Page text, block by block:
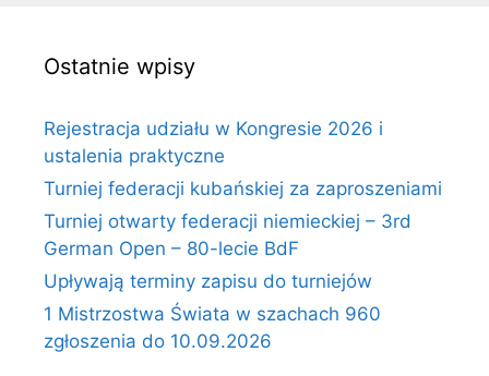
Ostatnie wpisy
Rejestracja udziału w Kongresie 2026 i
ustalenia praktyczne
Turniej federacji kubańskiej za zaproszeniami
Turniej otwarty federacji niemieckiej – 3rd
German Open – 80-lecie BdF
Upływają terminy zapisu do turniejów
1 Mistrzostwa Świata w szachach 960
zgłoszenia do 10.09.2026